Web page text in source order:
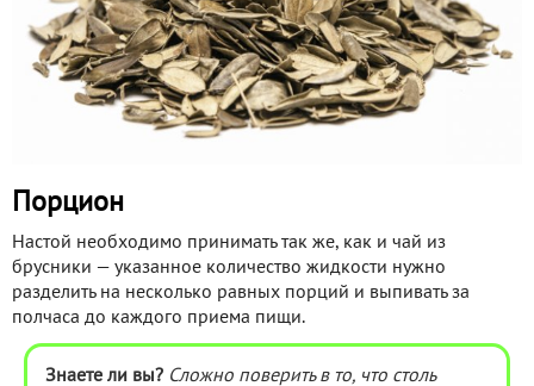
Порцион
Настой необходимо принимать так же, как и чай из
брусники — указанное количество жидкости нужно
разделить на несколько равных порций и выпивать за
полчаса до каждого приема пищи.
Знаете ли вы? Сложно поверить в то, что столь